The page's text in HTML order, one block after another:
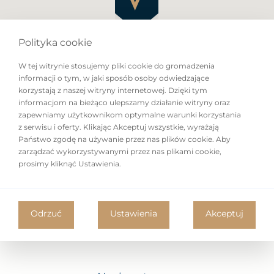
We invite you to explore this exceptional, modern
apartment spanning 101 m², located on the 37th floor of
the prestigious Złota 44 skyscraper – one of the most
Key Features:
– Size – 101 m²,
– Rooms – 2 spacious, thoughtfully designed rooms,
– Floor – 30+,
– View – Breathtaking panoramic views of the Palace of
remote control of lighting, air conditioning, and other
devices. The apartment is also equipped with electric
Polityka cookie
W tej witrynie stosujemy pliki cookie do gromadzenia
informacji o tym, w jaki sposób osoby odwiedzające
korzystają z naszej witryny internetowej. Dzięki tym
informacjom na bieżąco ulepszamy działanie witryny oraz
zapewniamy użytkownikom optymalne warunki korzystania
z serwisu i oferty. Klikając Akceptuj wszystkie, wyrażają
Państwo zgodę na używanie przez nas plików cookie. Aby
zarządzać wykorzystywanymi przez nas plikami cookie,
prosimy kliknąć Ustawienia.
Odrzuć Ustawienia Akceptuj